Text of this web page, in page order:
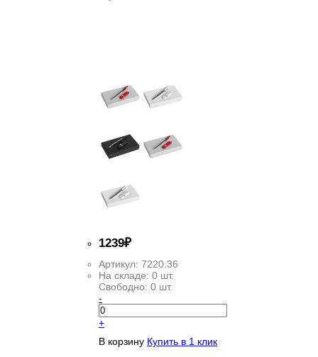
1239₽
Артикул: 7220.36
На складе: 0 шт.
Свободно: 0 шт.
-
+
В корзину Купить в 1 клик